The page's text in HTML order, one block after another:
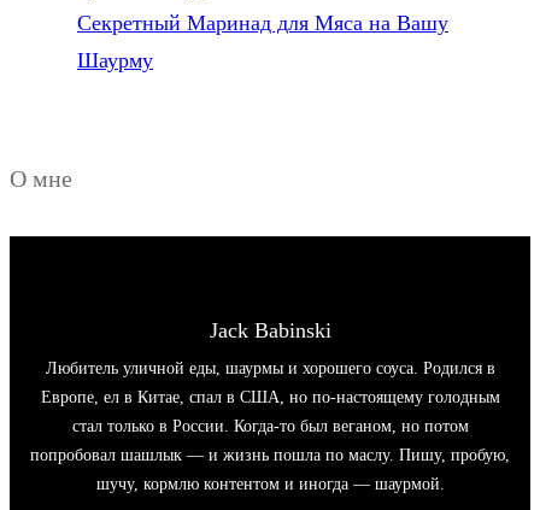
Секретный Маринад для Мяса на Вашу
Шаурму
О мне
Jack Babinski
Любитель уличной еды, шаурмы и хорошего соуса. Родился в
Европе, ел в Китае, спал в США, но по-настоящему голодным
стал только в России. Когда-то был веганом, но потом
попробовал шашлык — и жизнь пошла по маслу. Пишу, пробую,
шучу, кормлю контентом и иногда — шаурмой.